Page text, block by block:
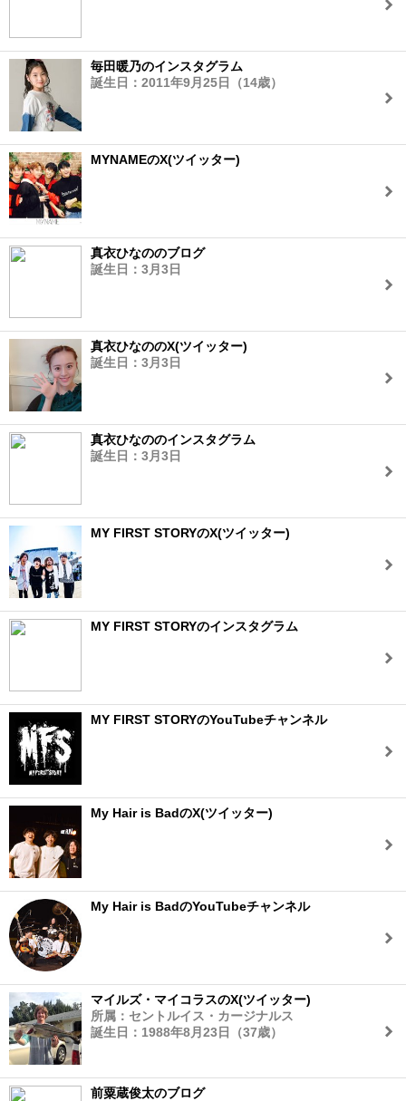
毎田暖乃のインスタグラム
誕生日：2011年9月25日（14歳）
MYNAMEのX(ツイッター)
真衣ひなののブログ
誕生日：3月3日
真衣ひなののX(ツイッター)
誕生日：3月3日
真衣ひなののインスタグラム
誕生日：3月3日
MY FIRST STORYのX(ツイッター)
MY FIRST STORYのインスタグラム
MY FIRST STORYのYouTubeチャンネル
My Hair is BadのX(ツイッター)
My Hair is BadのYouTubeチャンネル
マイルズ・マイコラスのX(ツイッター)
所属：セントルイス・カージナルス
誕生日：1988年8月23日（37歳）
前粟蔵俊太のブログ